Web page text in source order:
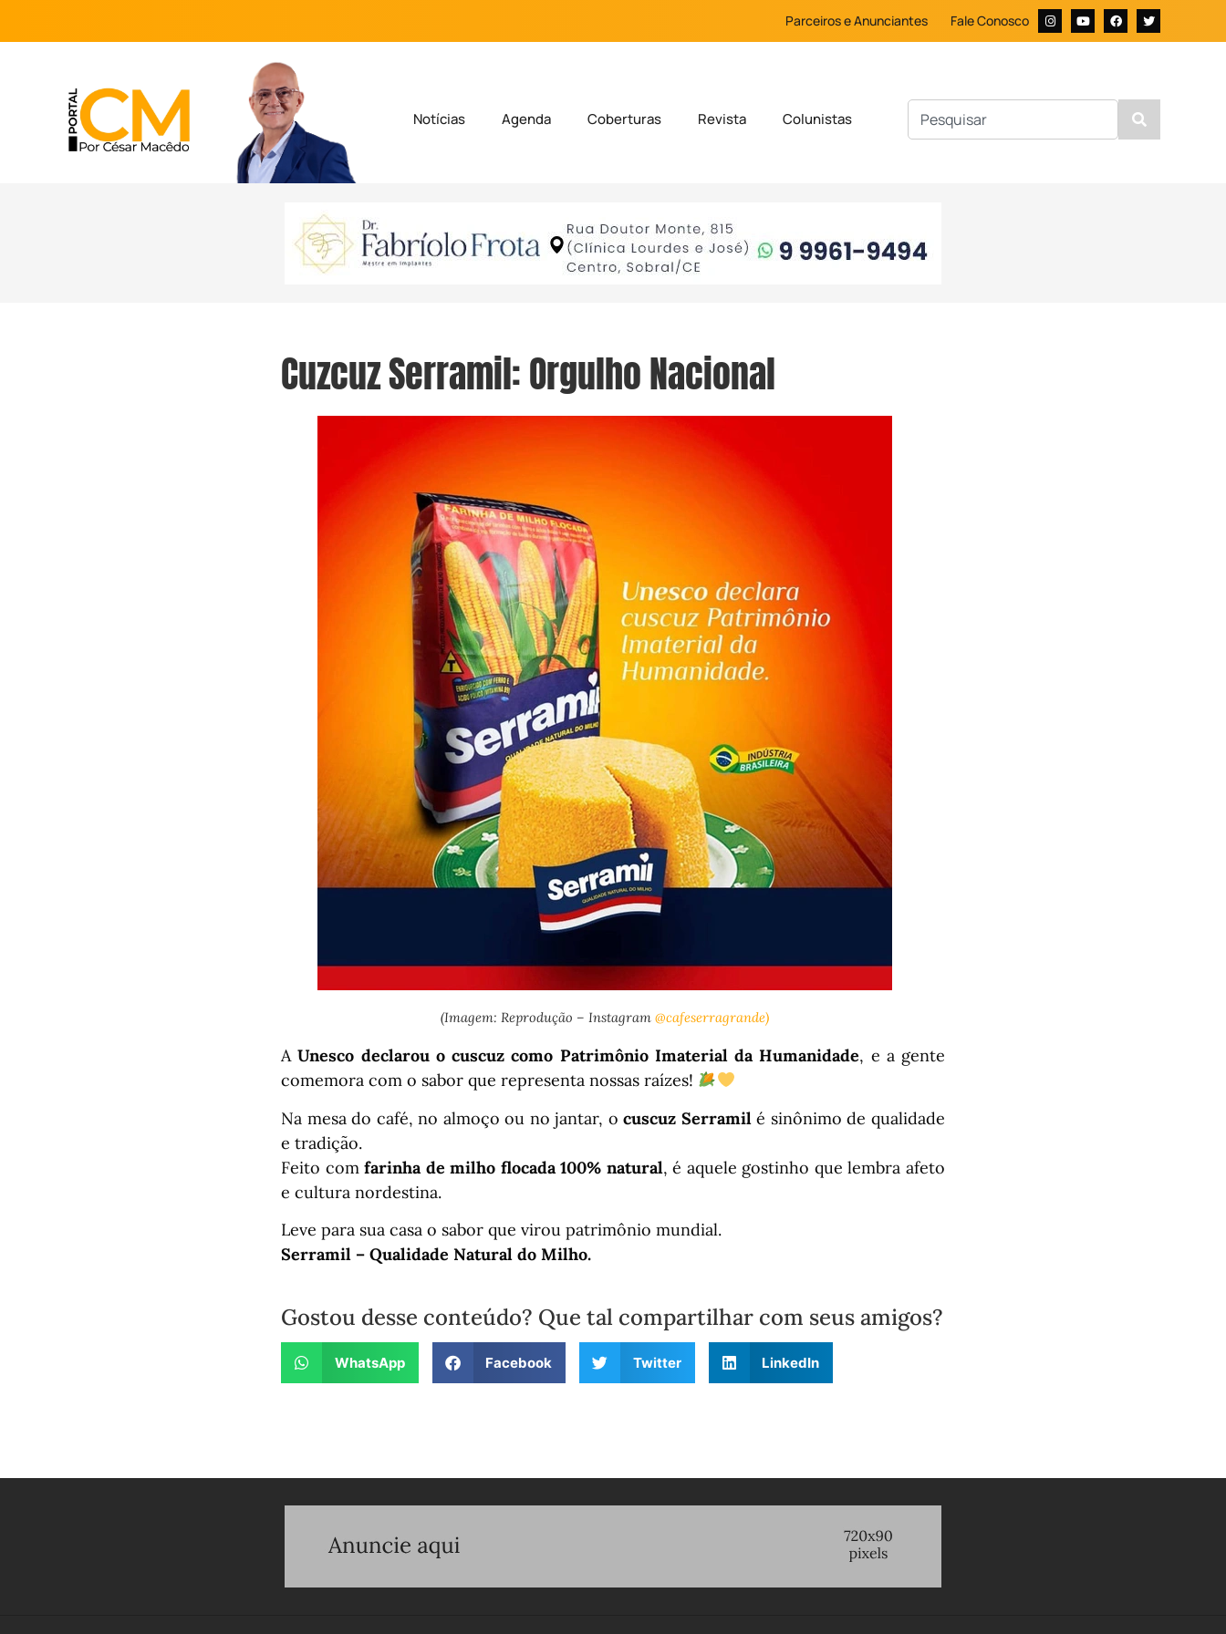
Parceiros e Anunciantes Fale Conosco
Notícias Agenda Coberturas Revista Colunistas
Cuzcuz Serramil: Orgulho Nacional
(Imagem: Reprodução – Instagram @cafeserragrande)
AUnesco declarou o cuscuz como Patrimônio Imaterial da Humanidade, e a gente
comemora com o sabor que representa nossas raízes!
Na mesa do café, no almoço ou no jantar, ocuscuz Serramil é sinônimo de qualidade
e tradição.
Feito comfarinha de milho flocada 100% natural, é aquele gostinho que lembra afeto
e cultura nordestina.
Leve para sua casa o sabor que virou patrimônio mundial.
Serramil – Qualidade Natural do Milho.
Gostou desse conteúdo? Que tal compartilhar com seus amigos?
WhatsApp Facebook Twitter LinkedIn